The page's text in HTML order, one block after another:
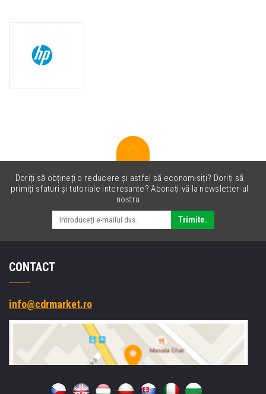
(yellow)
Doriți să obțineți o reducere și astfel să economisiți? Doriți să
primiți sfaturi și tutoriale interesante? Abonați-vă la newsletter-ul
nostru.
Trimite.
CONTACT
info@cdrmarket.ro